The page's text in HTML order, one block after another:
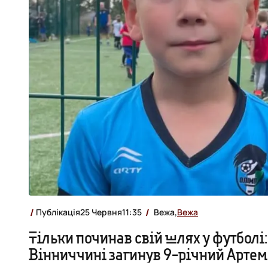
Публікація25 Червня11:35 Вежа,Вежа
Тільки починав свій шлях у
Вінниччині загинув 9-річний